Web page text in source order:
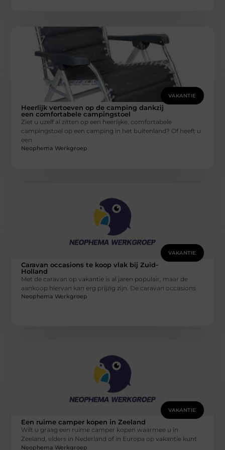
VAKANTIE
Heerlijk vertoeven op de camping dankzij
een comfortabele campingstoel
Ziet u uzelf al zitten op een heerlijke, comfortabele
campingstoel op een camping in het buitenland? Of heeft u
een
Neophema Werkgroep
VAKANTIE
Caravan occasions te koop vlak bij Zuid-
Holland
Met de caravan op vakantie is al jaren populair, maar de
aankoop hiervan kan erg prijzig zijn. De caravan occasions
Neophema Werkgroep
VAKANTIE
Een ruime camper kopen in Zeeland
Wilt u graag een ruime camper kopen waarmee u in
Zeeland, elders in Nederland of in Europa op vakantie kunt
Neophema Werkgroep